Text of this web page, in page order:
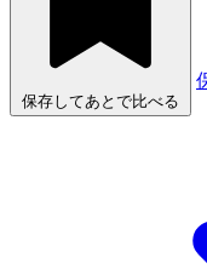
保存してあとで比べる